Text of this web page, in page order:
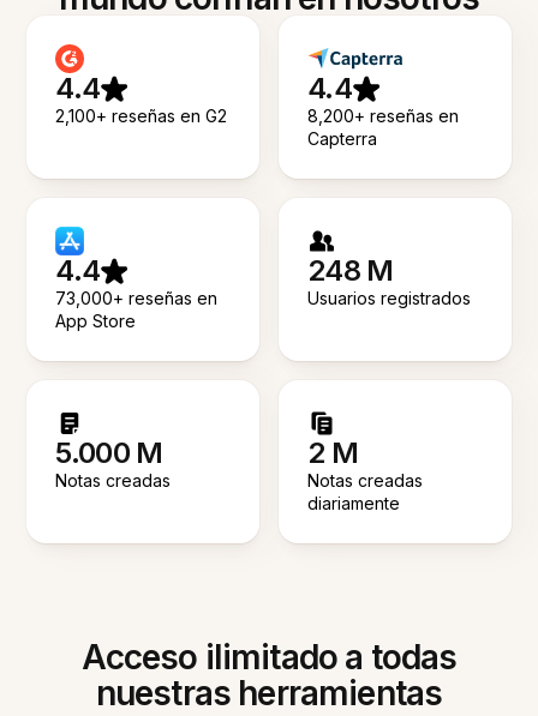
4.4
2,100+ reseñas en G2
4.4
8,200+ reseñas en
Capterra
4.4
73,000+ reseñas en
App Store
248 M
Usuarios registrados
5.000 M
Notas creadas
2 M
Notas creadas
diariamente
Acceso ilimitado a todas
nuestras herramientas